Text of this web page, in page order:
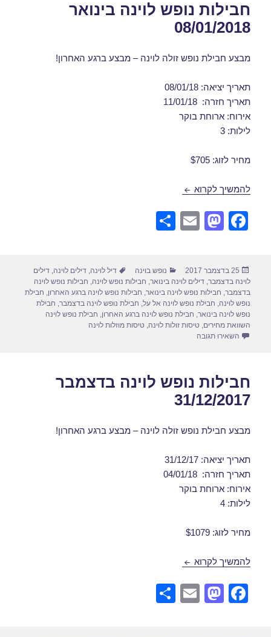
חבילות נופש לוינה בינואר
08/01/2018
מבצע חבילת נופש זולה לוינה – מבצע ברגע האחרון!
תאריך יציאה: 08/01/18
תאריך חזרה: 11/01/18
אירוח: ארוחת בוקר
לילות: 3
מחיר לזוג: $705
להמשיך לקרוא חבילות נופש לוינה בינואר 08/01/2018
F
e
b
o
o
M
o
d
o
n
E
e
פורסם
בתאריך
25 בדצמבר 2017 קטגוריות
נופש בוינה תגיות
דיל לוינה,דילים לוינה,דילים
לוינה בדצמבר,דילים לוינה בינואר, חבילות נופש לוינה, חבילות נופש לוינה
בדצמבר, חבילות נופש לוינה בינואר, חבילות נופש לוינה ברגע האחרון, חבילת
נופש לוינה, חבילת נופש לוינה אל על, חבילת נופש לוינה בדצמבר, חבילת
נופש לוינה בינואר, חבילת נופש לוינה ברגע האחרון, חבילת נופש לוינה
השוואת מחירים,טיסות זולות לוינה,טיסות מוזלות לוינה
השאירו תגובה
חבילות נופש לוינה בדצמבר
31/12/2017
מבצע חבילת נופש זולה לוינה – מבצע ברגע האחרון!
תאריך יציאה: 31/12/17
תאריך חזרה: 04/01/18
אירוח: ארוחת בוקר
לילות: 4
מחיר לזוג: $1079
להמשיך לקרוא חבילות נופש לוינה בדצמבר 31/12/2017
F
M
E